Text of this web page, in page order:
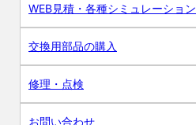
WEB見積・各種シミュレーション
交換用部品の購入
修理・点検
お問い合わせ